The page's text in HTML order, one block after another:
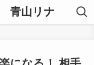
青山リナ